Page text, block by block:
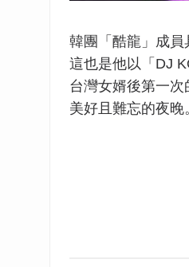
韓團「酷龍」成員
這也是他以「DJ
台灣女婿後第一
美好且難忘的夜晚